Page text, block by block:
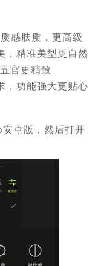
感肤质，更高级
，精准美型更自然
官更精致
，功能强大更贴心
卓版，然后打开